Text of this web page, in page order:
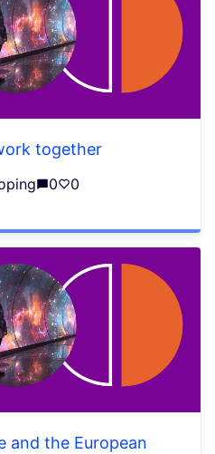
together
0 0
and the European